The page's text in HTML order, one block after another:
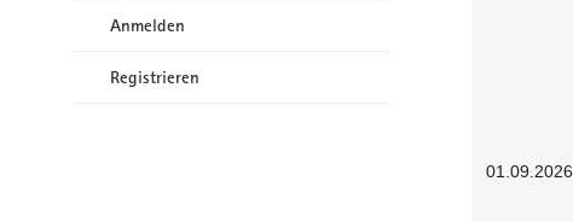
Anmelden
Registrieren
01.09.2026